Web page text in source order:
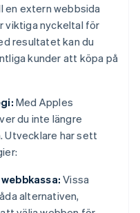
en extern webbsida
viktiga nyckeltal för
resultatet kan du
kunder att köpa på
Med Apples
du inte längre
Utvecklare har sett
Vissa
alternativen,